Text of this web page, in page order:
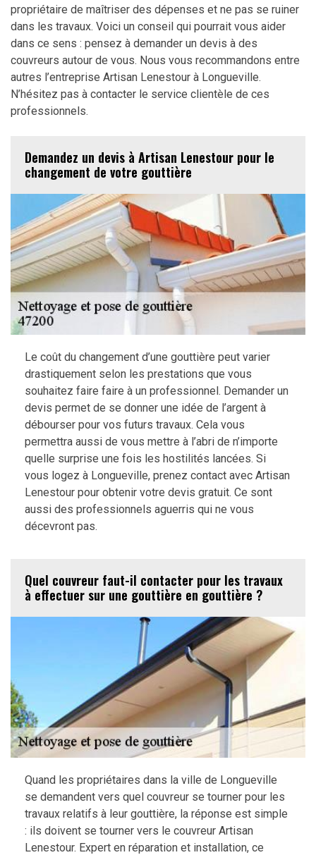
propriétaire de maîtriser des dépenses et ne pas se ruiner
dans les travaux. Voici un conseil qui pourrait vous aider
dans ce sens : pensez à demander un devis à des
couvreurs autour de vous. Nous vous recommandons entre
autres l’entreprise Artisan Lenestour à Longueville.
N’hésitez pas à contacter le service clientèle de ces
professionnels.
Demandez un devis à Artisan Lenestour pour le
changement de votre gouttière
Le coût du changement d’une gouttière peut varier
drastiquement selon les prestations que vous
souhaitez faire faire à un professionnel. Demander un
devis permet de se donner une idée de l’argent à
débourser pour vos futurs travaux. Cela vous
permettra aussi de vous mettre à l’abri de n’importe
quelle surprise une fois les hostilités lancées. Si
vous logez à Longueville, prenez contact avec Artisan
Lenestour pour obtenir votre devis gratuit. Ce sont
aussi des professionnels aguerris qui ne vous
décevront pas.
Quel couvreur faut-il contacter pour les travaux
à effectuer sur une gouttière en gouttière ?
Quand les propriétaires dans la ville de Longueville
se demandent vers quel couvreur se tourner pour les
travaux relatifs à leur gouttière, la réponse est simple
: ils doivent se tourner vers le couvreur Artisan
Lenestour. Expert en réparation et installation, ce